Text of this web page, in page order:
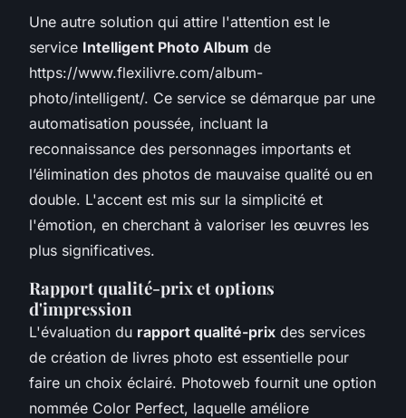
Une autre solution qui attire l'attention est le
service Intelligent Photo Album de
https://www.flexilivre.com/album-
photo/intelligent/. Ce service se démarque par une
automatisation poussée, incluant la
reconnaissance des personnages importants et
l’élimination des photos de mauvaise qualité ou en
double. L'accent est mis sur la simplicité et
l'émotion, en cherchant à valoriser les œuvres les
plus significatives.
Rapport qualité-prix et options
d'impression
L'évaluation du rapport qualité-prix des services
de création de livres photo est essentielle pour
faire un choix éclairé. Photoweb fournit une option
nommée Color Perfect, laquelle améliore